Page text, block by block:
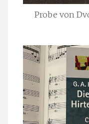
Probe von